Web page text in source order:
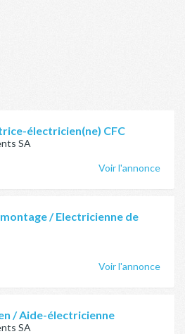
électricien(ne) CFC
SA
Voir l'annonce
/ Electricienne de
Voir l'annonce
/ Aide-électricienne
SA